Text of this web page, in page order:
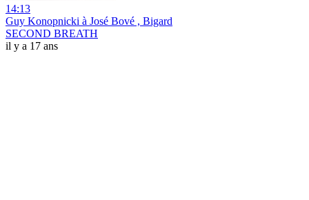
14:13
Guy Konopnicki à José Bové , Bigard
SECOND BREATH
il y a 17 ans